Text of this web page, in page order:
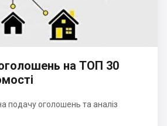
на ТОП 30
подачу оголошень та аналіз